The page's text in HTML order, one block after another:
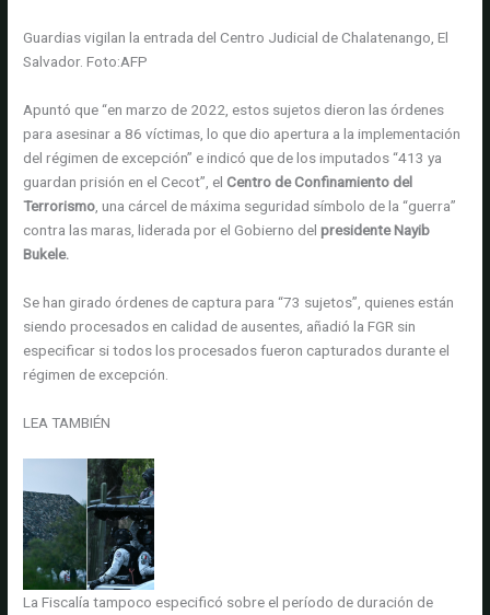
Guardias vigilan la entrada del Centro Judicial de Chalatenango, El
Salvador. Foto:AFP
Apuntó que “en marzo de 2022, estos sujetos dieron las órdenes
para asesinar a 86 víctimas, lo que dio apertura a la implementación
del régimen de excepción” e indicó que de los imputados “413 ya
guardan prisión en el Cecot”, el Centro de Confinamiento del
Terrorismo , una cárcel de máxima seguridad símbolo de la “guerra”
contra las maras, liderada por el Gobierno delpresidente Nayib
Bukele.
Se han girado órdenes de captura para “73 sujetos”, quienes están
siendo procesados en calidad de ausentes, añadió la FGR sin
especificar si todos los procesados fueron capturados durante el
régimen de excepción.
LEA TAMBIÉN
La Fiscalía tampoco especificó sobre el período de duración de